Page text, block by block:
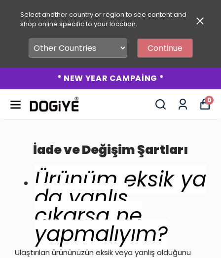
Select another country or region to see content and
shop online specific to your location.
Continue
* NEW YEAR CAMPAİNG *
0
İade ve Değişim Şartları
Ürünüm eksik ya
da yanlış
çıkarsa ne
yapmalıyım?
Ulaştırılan ürününüzün eksik veya yanlış olduğunu